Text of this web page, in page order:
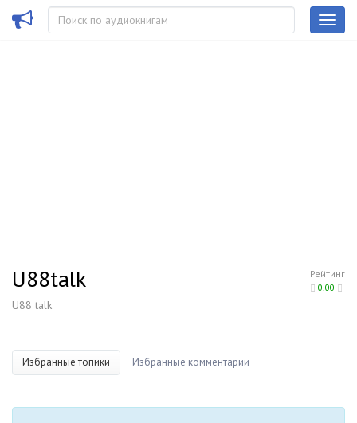
Рейтинг
0.00
U88talk
U88 talk
Избранные топики Избранные комментарии